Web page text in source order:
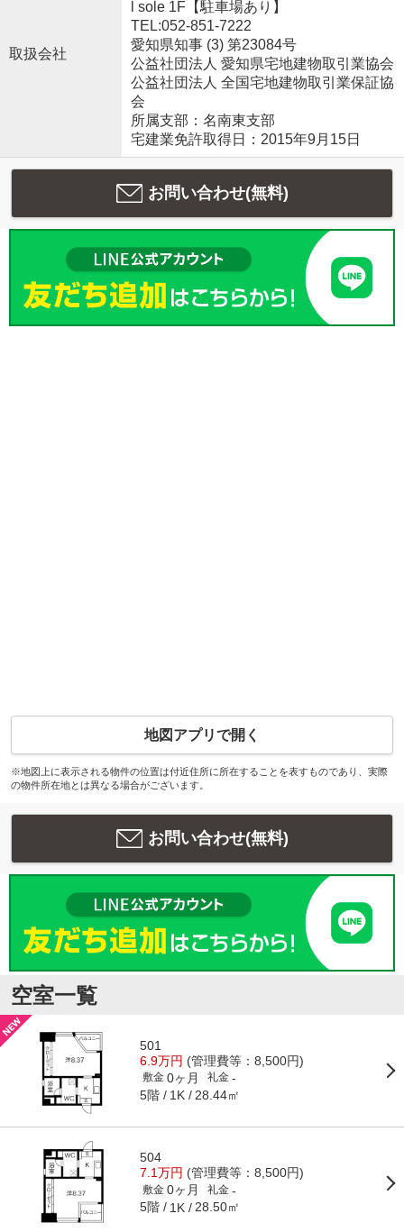
取扱会社
l sole 1F【駐車場あり】
TEL:052-851-7222
愛知県知事 (3) 第23084号
公益社団法人 愛知県宅地建物取引業協会
公益社団法人 全国宅地建物取引業保証協
会
所属支部：名南東支部
宅建業免許取得日：2015年9月15日
お問い合わせ(無料)
地図アプリで開く
※地図上に表示される物件の位置は付近住所に所在することを表すものであり、実際
の物件所在地とは異なる場合がございます。
お問い合わせ(無料)
空室一覧
501
6.9万円 (管理費等：8,500円)
敷金 0ヶ月 礼金 -
5階 1K 28.44㎡
504
7.1万円 (管理費等：8,500円)
敷金 0ヶ月 礼金 -
5階 1K 28.50㎡